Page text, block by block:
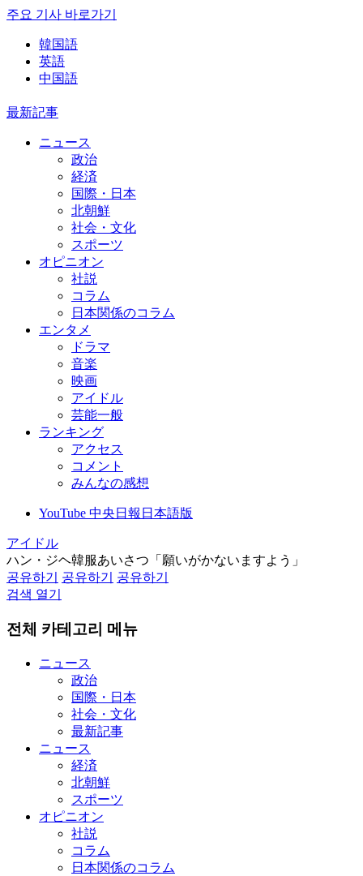
주요 기사 바로가기
韓国語
英語
中国語
最新記事
ニュース
政治
経済
国際・日本
北朝鮮
社会・文化
スポーツ
オピニオン
社説
コラム
日本関係のコラム
エンタメ
ドラマ
音楽
映画
アイドル
芸能一般
ランキング
アクセス
コメント
みんなの感想
YouTube 中央日報日本語版
アイドル
ハン・ジヘ韓服あいさつ「願いがかないますよう」
공유하기
공유하기
공유하기
검색 열기
전체 카테고리 메뉴
ニュース
政治
国際・日本
社会・文化
最新記事
ニュース
経済
北朝鮮
スポーツ
オピニオン
社説
コラム
日本関係のコラム